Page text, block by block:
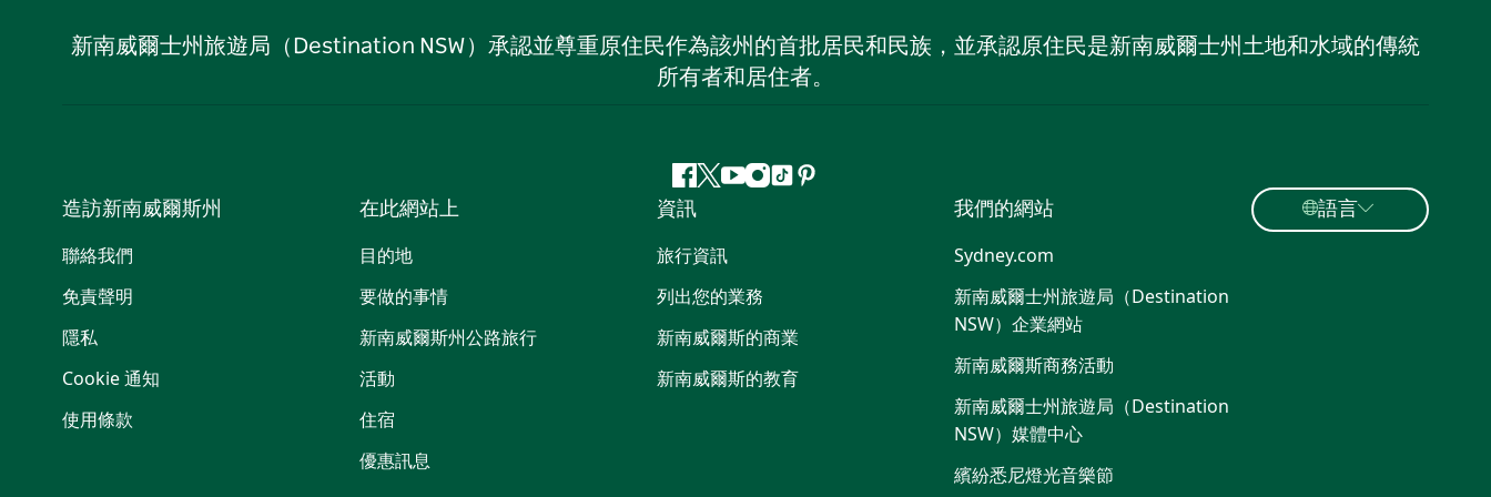
新南威爾士州旅遊局（Destination NSW）承認並尊重原住民作為該州的首批居民和民族，並承認原住民是新南威爾士州土地和水域的傳統
所有者和居住者。
Facebook
嘰
喳
喳
Youtube
Instagram
抖 Pinterest
造訪新南威爾斯州
聯絡我們
免責聲明
隱私
Cookie 通知
使用條款
在此網站上
目的地
要做的事情
新南威爾斯州公路旅行
活動
住宿
優惠訊息
資訊
旅行資訊
列出您的業務
新南威爾斯的商業
新南威爾斯的教育
我們的網站
Sydney.com
新南威爾士州旅遊局（Destination
NSW）企業網站​
新南威爾斯商務活動
新南威爾士州旅遊局（Destination
NSW）媒體中心
繽紛悉尼燈光音樂節
語言